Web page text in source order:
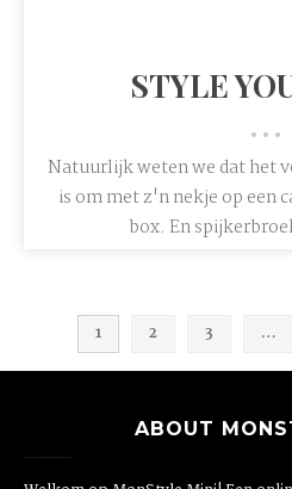
STYLE
•••
Natuurlijk weten we dat het
is om met z'n nekje op een
box. En
1 2 3 …
ABOUT